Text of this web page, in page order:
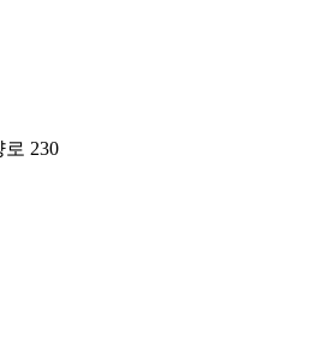
230